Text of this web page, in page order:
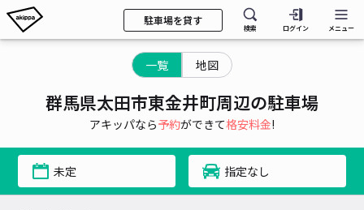
駐車場を貸す
検索 ログイン メニュー
一覧 地図
群馬県太田市東金井町周辺の駐車場
アキッパなら予約ができて格安料金!
未定 指定なし